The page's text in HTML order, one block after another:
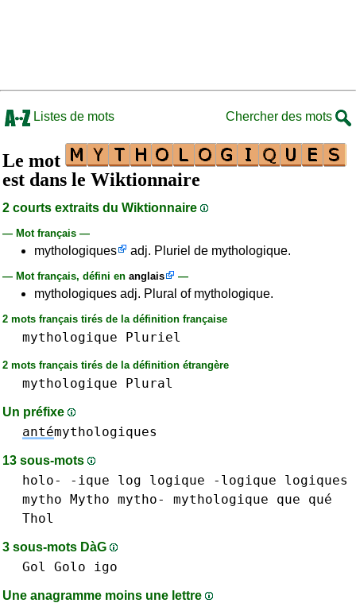
Listes de mots Chercher des mots
Le mot
est dans le Wiktionnaire
2 courts extraits du Wiktionnaire
— Mot français —
mythologiques adj. Pluriel de mythologique.
— Mot français, défini en anglais —
mythologiques adj. Plural of mythologique.
2 mots français tirés de la définition française
mythologique Pluriel
2 mots français tirés de la définition étrangère
mythologique Plural
Un préfixe
antémythologiques
13 sous-mots
holo- -ique log logique -logique
logiques
mytho Mytho mytho-
mythologique
que qué
Thol
3 sous-mots DàG
Gol Golo igo
Une anagramme moins une lettre